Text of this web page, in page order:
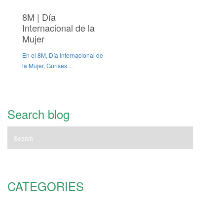
8M | Día
Internacional de la
Mujer
En el 8M, Día Internacional de
la Mujer, Gurises…
Search blog
CATEGORIES